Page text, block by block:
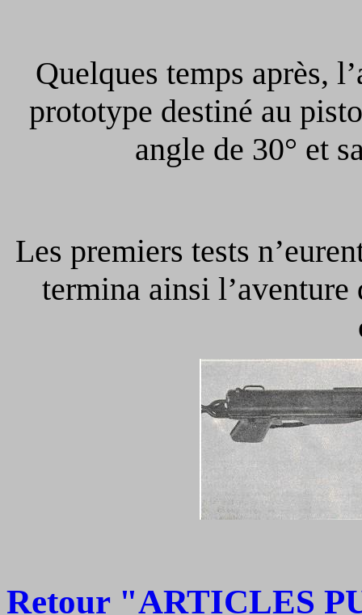
Quelques temps après,
prototype destiné au
angle de 30° et
Les premiers tests
termina ainsi
Retour "ARTICLES